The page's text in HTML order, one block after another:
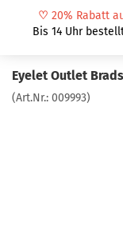
♡ 20% Rabatt
Bis 14 Uhr
Eyelet Outlet
(Art.Nr.: 009993)